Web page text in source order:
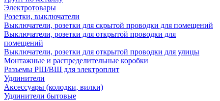
Электротовары
Розетки, выключатели
Выключатели, розетки для скрытой проводки для помещений
Выключатели, розетки для открытой проводки для
помещений
Выключатели, розетки для открытой проводки для улицы
Монтажные и распределительные коробки
Разъемы РШ/ВШ для электроплит
Удлинители
Аксессуары (колодки, вилки)
Удлинители бытовые